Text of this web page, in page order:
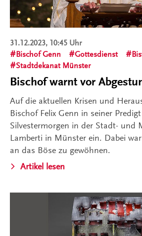
31.12.2023, 10:45 Uhr
Bischof Genn
Gottesdienst
Stadtdekanat Münster
Bischof warnt vor
Auf die aktuellen Krisen und
Bischof Felix Genn in seiner
Silvestermorgen in der Stadt- und
Lamberti in Münster ein. Dabei
an das Böse zu gewöhnen.
Artikel lesen